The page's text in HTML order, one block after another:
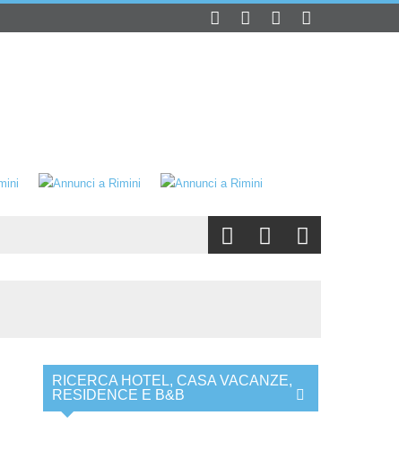
RICERCA HOTEL, CASA VACANZE,
RESIDENCE E B&B